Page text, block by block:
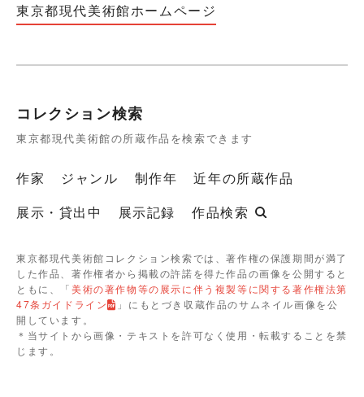
東京都現代美術館ホームページ
コレクション検索
東京都現代美術館の所蔵作品を検索できます
作家 ジャンル 制作年
近年の所蔵作品
展示・貸出中
展示記録 作品検索
東京都現代美術館コレクション検索では、著作権の保護期間が満了
した作品、著作権者から掲載の許諾を得た作品の画像を公開すると
ともに、「美術の著作物等の展示に伴う複製等に関する著作権法第
47条ガイドライン
」にもとづき収蔵作品のサムネイル画像を公
開しています。
＊当サイトから画像・テキストを許可なく使用・転載することを禁
じます。